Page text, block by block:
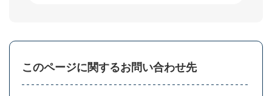
このページに関するお問い合わせ先